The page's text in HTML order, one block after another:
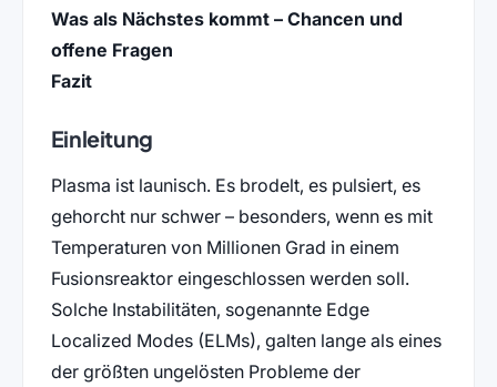
Was als Nächstes kommt – Chancen und
offene Fragen
Fazit
Einleitung
Plasma ist launisch. Es brodelt, es pulsiert, es
gehorcht nur schwer – besonders, wenn es mit
Temperaturen von Millionen Grad in einem
Fusionsreaktor eingeschlossen werden soll.
Solche Instabilitäten, sogenannte Edge
Localized Modes (ELMs), galten lange als eines
der größten ungelösten Probleme der